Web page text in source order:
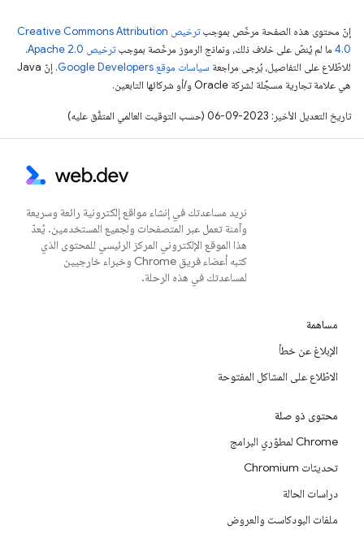
إنّ محتوى هذه الصفحة مرخّص بموجب
ترخيص Creative Commons Attribution
4.0‏ ما لم يُنصّ على خلاف ذلك، ونماذج الرموز مرخّصة بموجبترخيص Apache 2.0‏
.
للاطّلاع على التفاصيل، يُرجى مراجعة سياسات موقع Google Developers‏
. إنّ Java
هي علامة تجارية مسجَّلة لشركة Oracle و/أو شركائها التابعين.
تاريخ التعديل الأخير: 2023-09-06 (حسب التوقيت العالمي المتفَّق عليه)
نريد مساعدتك في إنشاء مواقع إلكترونية رائعة وسريعة
وآمنة تعمل عبر المتصفحات ولجميع المستخدمين. يُعدّ
هذا الموقع الإلكتروني المركز الرئيسي للمحتوى الذي
كتبه أعضاء فريق Chrome وخبراء خارجيين
لمساعدتك في هذه الرحلة.
مساهمة
الإبلاغ عن خطأ
الاطّلاع على المشاكل المفتوحة
محتوى ذو صلة
Chrome لمطوّري البرامج
تحديثات Chromium
دراسات الحالة
ملفات البودكاست والعروض